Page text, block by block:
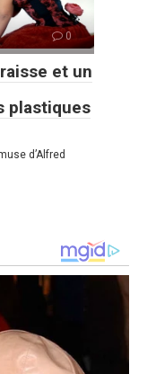
0
et un
plastiques
d’Alfred